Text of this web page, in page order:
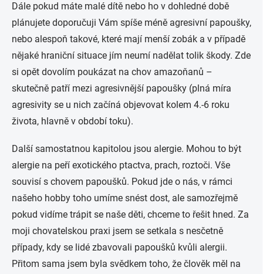
Dále pokud máte malé dítě nebo ho v dohledné době
plánujete doporučuji Vám spíše méně agresivní papoušky,
nebo alespoň takové, které mají menší zobák a v případě
nějaké hraniční situace jím neumí nadělat tolik škody. Zde
si opět dovolím poukázat na chov amazoňanů –
skutečně patří mezi agresivnější papoušky (plná míra
agresivity se u nich začíná objevovat kolem 4.-6 roku
života, hlavně v období toku).
Další samostatnou kapitolou jsou alergie. Mohou to být
alergie na peří exotického ptactva, prach, roztoči. Vše
souvisí s chovem papoušků. Pokud jde o nás, v rámci
našeho hobby toho umíme snést dost, ale samozřejmě
pokud vidíme trápit se naše děti, chceme to řešit hned. Za
moji chovatelskou praxi jsem se setkala s nesčetně
případy, kdy se lidé zbavovali papoušků kvůli alergii.
Přitom sama jsem byla svědkem toho, že člověk měl na